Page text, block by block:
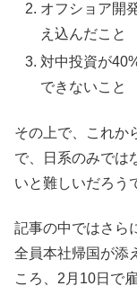
オフショア開
え込んだこと
対中投資が
できないこと
その上で、これか
で、日系のみでは
いと難しいだろう
記事の中ではさら
全員本社帰国が添
ころ、2月10日で